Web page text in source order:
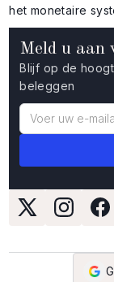
Meld u aan
Blijf op de
beleggen
het monetaire